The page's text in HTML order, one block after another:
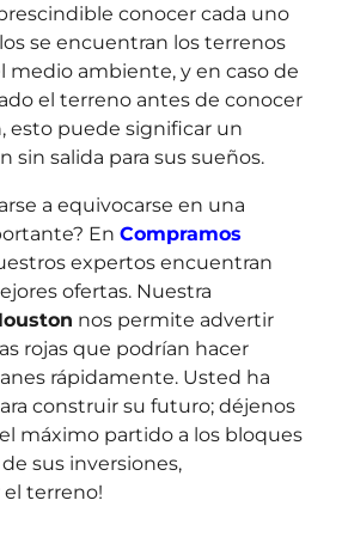
conocer cada uno
se encuentran los terrenos
medio ambiente, y en caso de
el terreno antes de conocer
esto puede significar un
sin salida para sus sueños.
a equivocarse en una
En Compramos
expertos encuentran
ofertas. Nuestra
nos permite advertir
rojas que podrían hacer
rápidamente. Usted ha
construir su futuro; déjenos
máximo partido a los bloques
sus inversiones,
el terreno!